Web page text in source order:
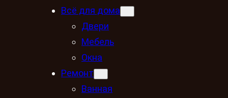
Всё для дома
Двери
Мебель
Окна
Ремонт
Ванная